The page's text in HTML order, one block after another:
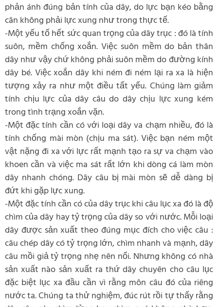
phản ánh đúng bản tính của dây, do lực bạn kéo bằng
cân không phải lực xung như trong thực tế.
-Một yếu tố hết sức quan trọng của dây trục : đó là tính
suôn, mềm chống xoắn. Việc suôn mềm do bản thân
dây như vậy chứ không phải suôn mềm do đường kính
dây bé. Việc xoắn dây khi ném đi ném lại ra xa là hiện
tượng xảy ra như một điều tất yếu. Chúng làm giảm
tính chịu lực của dây câu do dây chịu lực xung kém
trong tình trạng xoắn vặn.
-Một đặc tính cần có với loại dây va chạm nhiều, đó là
tính chống mài mòn (chịu ma sát). Việc bạn ném một
vật nặng đi xa với lực rất mạnh tạo ra sự va chạm vào
khoen cần và việc ma sát rất lớn khi dòng cá làm mòn
dây nhanh chóng. Dây câu bị mài mòn sẽ dễ dàng bị
đứt khi gặp lực xung.
-Một đặc tính cần có của dây trục khi câu lục xa đó là độ
chìm của dây hay tỷ trọng của dây so với nước. Mỗi loại
dây được sản xuất theo đúng mục đích cho việc câu :
câu chép dây có tỷ trọng lớn, chìm nhanh và mạnh, dây
câu mồi giả tỷ trọng nhẹ nên nổi. Nhưng không có nhà
sản xuất nào sản xuất ra thứ dây chuyên cho câu lục
đặc biệt lục xa đầu cần vì rằng môn câu đó của riêng
nước ta. Chúng ta thử nghiệm, đúc rút rồi tự thấy rằng